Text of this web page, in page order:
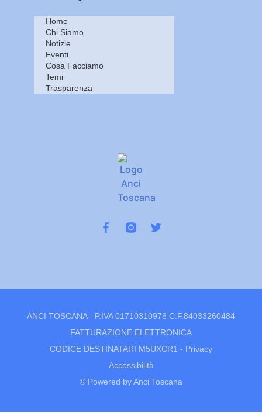
Home
Chi Siamo
Notizie
Eventi
Cosa Facciamo
Temi
Trasparenza
ANCI TOSCANA - P.IVA 01710310978 C.F.84033260484
FATTURAZIONE ELETTRONICA
CODICE DESTINATARI M5UXCR1 - Privacy
Accessibilità
© Powered by Anci Toscana